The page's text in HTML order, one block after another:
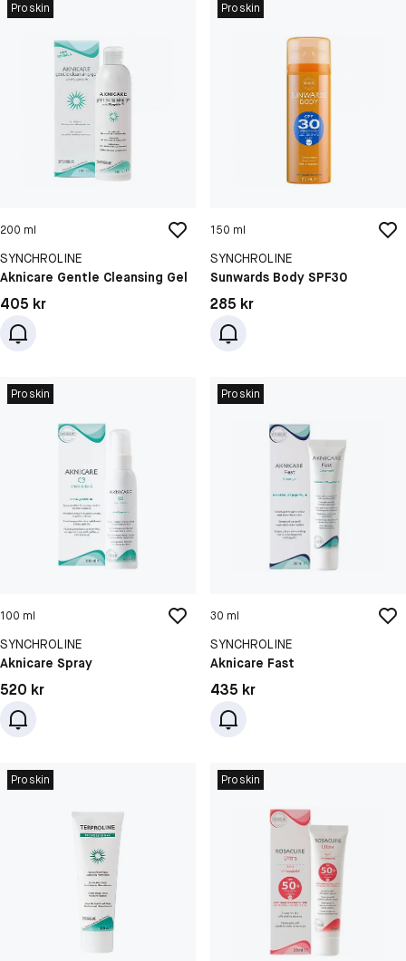
Proskin
200 ml
SYNCHROLINE
Aknicare Gentle Cleansing Gel
Pris: 405 kr
405 kr
Proskin
150 ml
SYNCHROLINE
Sunwards Body SPF30
Pris: 285 kr
285 kr
Proskin
100 ml
SYNCHROLINE
Aknicare Spray
Pris: 520 kr
520 kr
Proskin
30 ml
SYNCHROLINE
Aknicare Fast
Pris: 435 kr
435 kr
Proskin Proskin